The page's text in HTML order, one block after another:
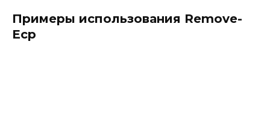
Примеры использования Remove-
Ecp